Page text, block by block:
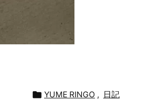
 YUME RINGO , 日記